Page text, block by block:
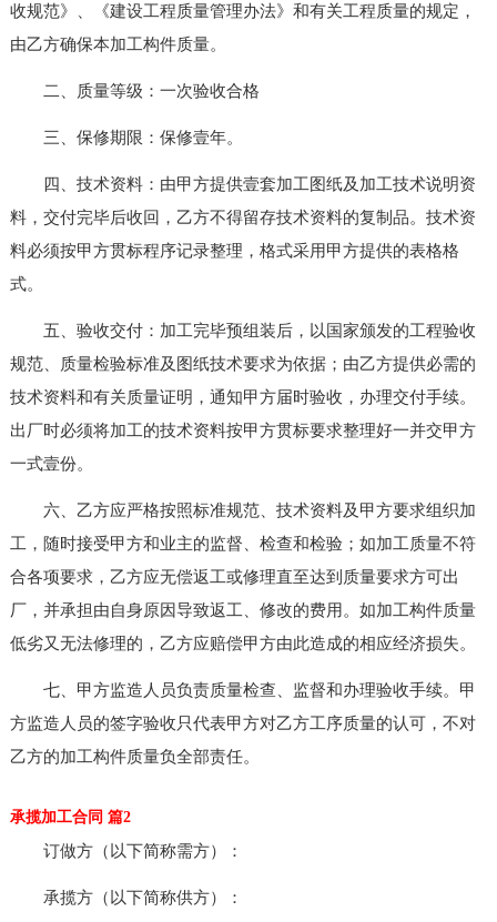
收规范》、《建设工程质量管理办法》和有关工程质量的规定，
由乙方确保本加工构件质量。
二、质量等级：一次验收合格
三、保修期限：保修壹年。
四、技术资料：由甲方提供壹套加工图纸及加工技术说明资
料，交付完毕后收回，乙方不得留存技术资料的复制品。技术资
料必须按甲方贯标程序记录整理，格式采用甲方提供的表格格
式。
五、验收交付：加工完毕预组装后，以国家颁发的工程验收
规范、质量检验标准及图纸技术要求为依据；由乙方提供必需的
技术资料和有关质量证明，通知甲方届时验收，办理交付手续。
出厂时必须将加工的技术资料按甲方贯标要求整理好一并交甲方
一式壹份。
六、乙方应严格按照标准规范、技术资料及甲方要求组织加
工，随时接受甲方和业主的监督、检查和检验；如加工质量不符
合各项要求，乙方应无偿返工或修理直至达到质量要求方可出
厂，并承担由自身原因导致返工、修改的费用。如加工构件质量
低劣又无法修理的，乙方应赔偿甲方由此造成的相应经济损失。
七、甲方监造人员负责质量检查、监督和办理验收手续。甲
方监造人员的签字验收只代表甲方对乙方工序质量的认可，不对
乙方的加工构件质量负全部责任。
承揽加工合同 篇2
订做方（以下简称需方）：
承揽方（以下简称供方）：